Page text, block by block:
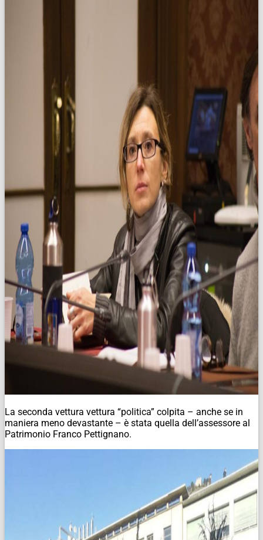
La seconda vettura vettura “politica” colpita – anche se in
maniera meno devastante – è stata quella dell’assessore al
Patrimonio Franco Pettignano.